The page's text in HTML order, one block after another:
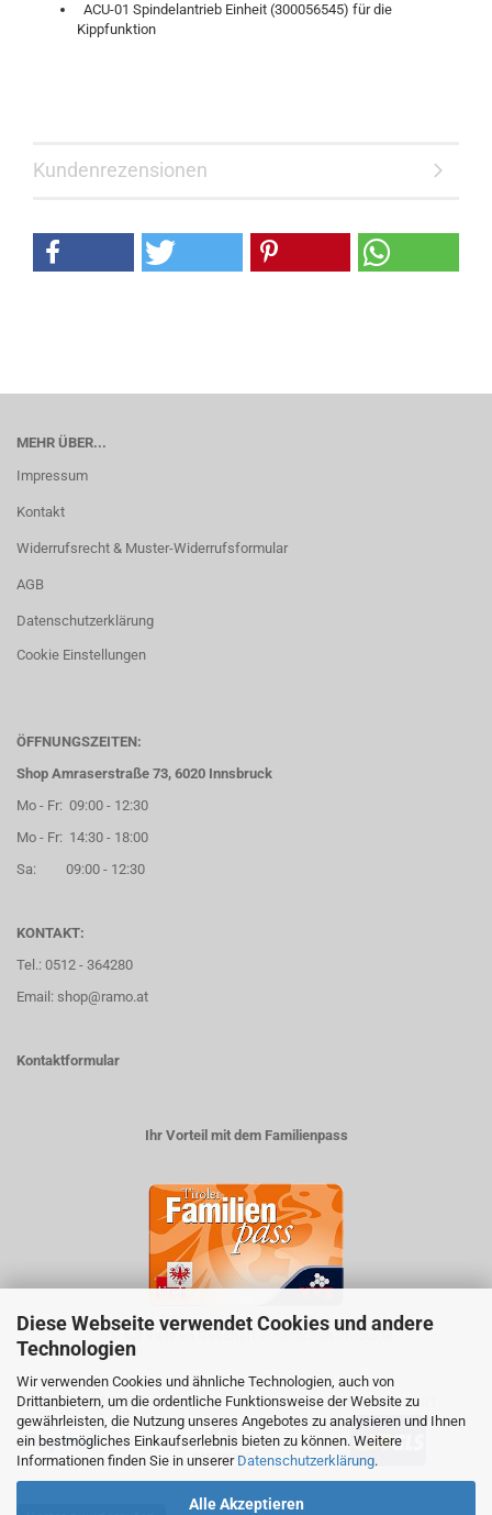
Diese Webseite verwendet Cookies und andere
Technologien
Wir verwenden Cookies und ähnliche Technologien, auch von
Drittanbietern, um die ordentliche Funktionsweise der Website zu
gewährleisten, die Nutzung unseres Angebotes zu analysieren und Ihnen
ein bestmögliches Einkaufserlebnis bieten zu können. Weitere
Informationen finden Sie in unserer Datenschutzerklärung.
Alle Akzeptieren
ACU-01 Spindelantrieb Einheit (300056545) für die
Kippfunktion
Kundenrezensionen
MEHR ÜBER...
Impressum
Kontakt
Widerrufsrecht & Muster-Widerrufsformular
AGB
Datenschutzerklärung
Cookie Einstellungen
ÖFFNUNGSZEITEN:
Shop Amraserstraße 73, 6020 Innsbruck
Mo - Fr: 09:00 - 12:30
Mo - Fr: 14:30 - 18:00
Sa: 09:00 - 12:30
KONTAKT:
Tel.: 0512 - 364280
Email: shop@ramo.at
Kontaktformular
Ihr Vorteil mit dem Familienpass
5% auf viele im Geschäft erhältlichen Produkte
ZAHLUNGSARTEN VERSANDART: